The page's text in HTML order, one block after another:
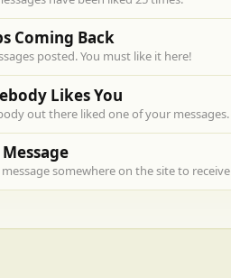
Coming Back
posted. You must like it here!
Likes You
out there liked one of your
message somewhere on the site to